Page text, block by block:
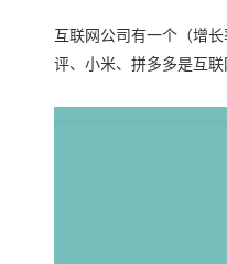
互联网公司有一个（增
评、小米、拼多多是互